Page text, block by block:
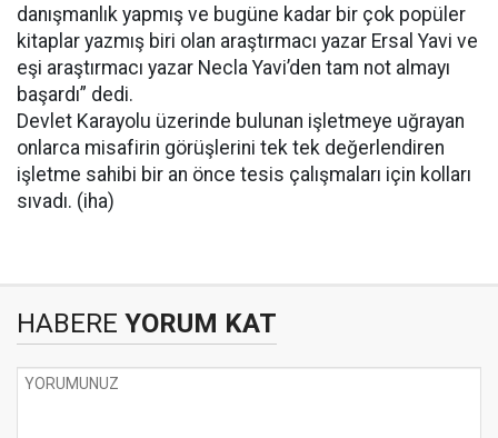
danışmanlık yapmış ve bugüne kadar bir çok popüler
kitaplar yazmış biri olan araştırmacı yazar Ersal Yavi ve
eşi araştırmacı yazar Necla Yavi’den tam not almayı
başardı” dedi.
Devlet Karayolu üzerinde bulunan işletmeye uğrayan
onlarca misafirin görüşlerini tek tek değerlendiren
işletme sahibi bir an önce tesis çalışmaları için kolları
sıvadı. (iha)
HABERE YORUM KAT